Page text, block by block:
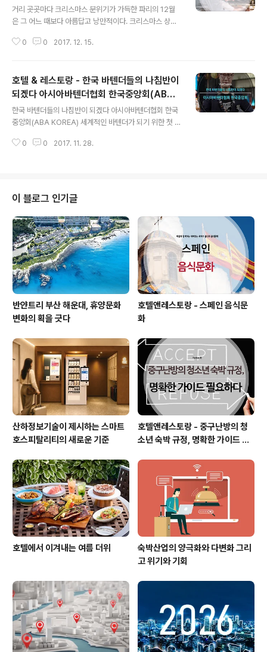
tel)-1
거리 곳곳마다 크리스마스 분위기가 가득한 파리의 12월
은 그 어느 때보다 아름답고 낭만적이다. 크리스마스 상점
면 갑자기 평화로운 아베뉴 가브리엘(Avenue Gabriel)
화제가 됐던 ‘호텔 라 레져브 파리(LaRéserve à Paris’)
다. 개인적으로 현대식의 거대하고 화려한 호텔들 보다 유
럽피언 스타일의 아늑하고 우아한 스타일의 호텔들을 선호
하는 필자에게 이곳은 마치 ‘파리 도심 속의 작은 파라다이
스’와도 같다. 호텔 구석구석에 배치돼 있는 대리석 벽난로
앞에서 크리스마스 기분을 최고로 만끽할 수 있는 이 ‘도심
0 0 2017. 12. 15.
호텔 & 레스토랑 - 한국 바텐더들의 나침반이
되겠다 아시아바텐더협회 한국중앙회(ABA
KOREA)
한국 바텐더들의 나침반이 되겠다 아시아바텐더협회 한국
중앙회(ABA KOREA) 세계적인 바텐더가 되기 위한 첫 번
일 수 있는 자리가 없다면 무슨 소용일까. 이러한 안타까운
일 교육을 필요로 하는 기관들과의 협약을 통해 바텐더들
의 재능기부, 새롭게 변화하고 있는 칵테일 트렌드에 맞춘
교재 개발 등에 주력한다. 바텐더라는 직업을 사랑하고, 그
들에게 보다 나은 환경을 만들어 주기 위해 노력하는 아시
아바텐더협회 한국중앙회의 양웅식 협회장을 만나 협회의
역할과 계획에 대해 물었다. 취재 김서해 기자 ..
0 0 2017. 11. 28.
이 블로그 인기글
반얀트리 부산 해운대, 휴양문화
변화의 획을 긋다
호텔앤레스토랑 - 스페인 음식문
화
산하정보기술이 제시하는 스마트
호스피탈리티의 새로운 기준
호텔앤레스토랑 - 중구난방의 청
소년 숙박 규정, 명확한 가이드 필
호텔에서 이겨내는 여름 더위
숙박산업의 양극화와 다변화 그리
고 위기와 기회